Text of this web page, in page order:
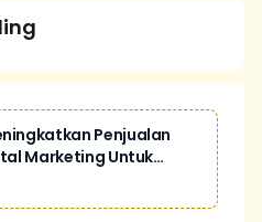
Penjualan
Marketing Untuk
Kompetitif